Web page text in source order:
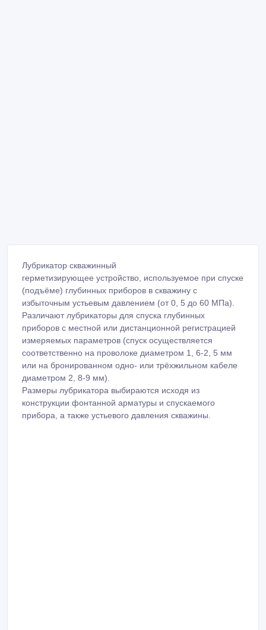
Лубрикатор скважинный
герметизирующее устройство, используемое при спуске
(подъёме) глубинных приборов в скважину с
избыточным устьевым давлением (от 0, 5 до 60 МПа).
Различают лубрикаторы для спуска глубинных
приборов с местной или дистанционной регистрацией
измеряемых параметров (спуск осуществляется
соответственно на проволоке диаметром 1, 6-2, 5 мм
или на бронированном одно- или трёхжильном кабеле
диаметром 2, 8-9 мм).
Размеры лубрикатора выбираются исходя из
конструкции фонтанной арматуры и спускаемого
прибора, а также устьевого давления скважины.